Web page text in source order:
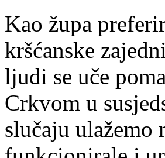
Kao župa
kršćanske
ljudi se uče
Crkvom u
slučaju ulažemo